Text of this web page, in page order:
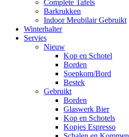
Complete Tafels
Barkrukken
Indoor Meubilair Gebruikt
Winterhalter
Servies
Nieuw
Kop en Schotel
Borden
Soepkom/Bord
Bestek
Gebruikt
Borden
Glaswerk Bier
Kop en Schotels
Kopjes Espresso